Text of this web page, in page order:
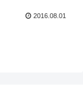
2016.08.01